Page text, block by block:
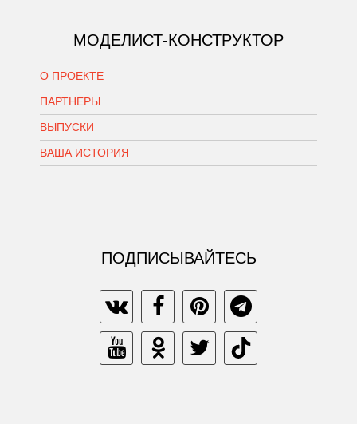
МОДЕЛИСТ-КОНСТРУКТОР
О ПРОЕКТЕ
ПАРТНЕРЫ
ВЫПУСКИ
ВАША ИСТОРИЯ
ПОДПИСЫВАЙТЕСЬ